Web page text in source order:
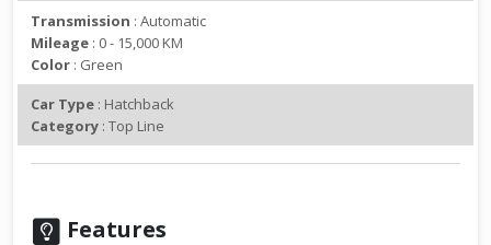
Transmission : Automatic
Mileage : 0 - 15,000 KM
Color : Green
Car Type : Hatchback
Category : Top Line
Features